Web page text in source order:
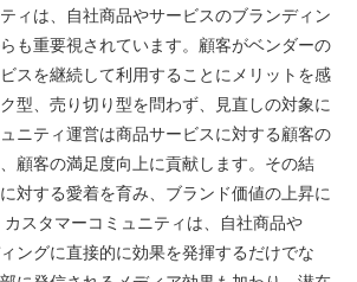
ィは、自社商品やサービスのブランディン
も重要視されています。顧客がベンダーの
スを継続して利用することにメリットを感
型、売り切り型を問わず、見直しの対象に
ニティ運営は商品サービスに対する顧客の
顧客の満足度向上に貢献します。その結
対する愛着を育み、ブランド価値の上昇に
スタマーコミュニティは、自社商品や
ングに直接的に効果を発揮するだけでな